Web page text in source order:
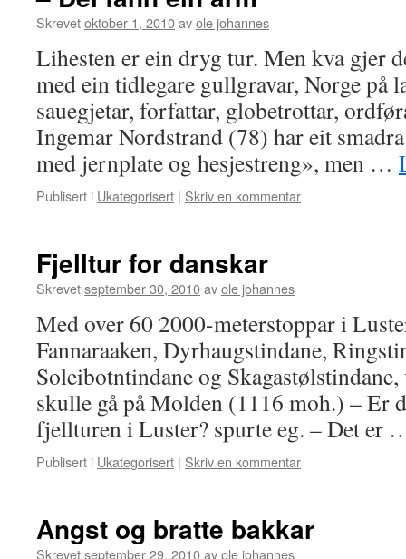
Skrevetoktober 1, 2010avole johannes
Lihesten er ein dryg tur. Men kva gjer
med ein tidlegare gullgravar, Norge på
sauegjetar, forfattar, globetrottar,
Ingemar Nordstrand (78) har eit
med jernplate og hesjestreng», men …
Publisert i Ukategorisert | Skriv en kommentar
Fjelltur for danskar
Skrevetseptember 30, 2010avole johannes
Med over 60 2000-meterstoppar i
Fannaraaken, Dyrhaugstindane,
Soleibotntindane og
skulle gå på Molden (1116 moh.) – Er
fjellturen i Luster? spurte eg. – Det er
Publisert i Ukategorisert | Skriv en kommentar
Angst og bratte bakkar
Skrevetseptember 29, 2010avole johannes